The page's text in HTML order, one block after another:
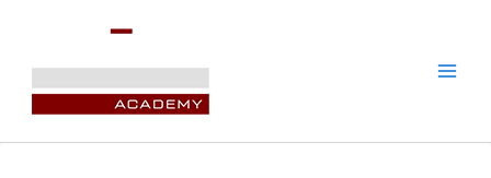
contenuto